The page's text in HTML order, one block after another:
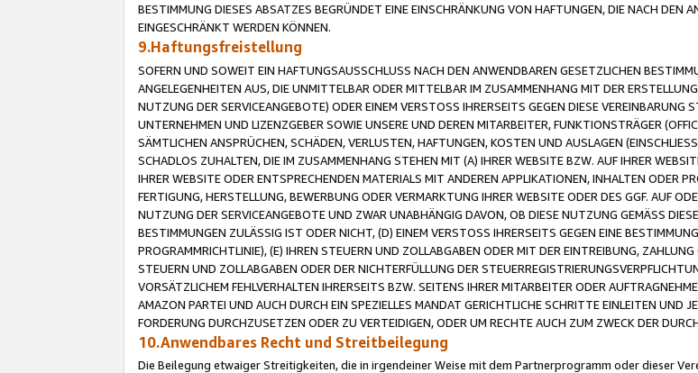
BESTIMMUNG DIESES ABSATZES BEGRÜNDET EINE EINSCHRÄNKUNG VON HAFTUNGEN, DIE NACH DEN
EINGESCHRÄNKT WERDEN KÖNNEN.
9.Haftungsfreistellung
SOFERN UND SOWEIT EIN HAFTUNGSAUSSCHLUSS NACH DEN ANWENDBAREN GESETZLICHEN
ANGELEGENHEITEN AUS, DIE UNMITTELBAR ODER MITTELBAR IM ZUSAMMENHANG MIT DER
NUTZUNG DER SERVICEANGEBOTE) ODER EINEM VERSTOSS IHRERSEITS GEGEN DIESE VEREINBARUNG
UNTERNEHMEN UND LIZENZGEBER SOWIE UNSERE UND DEREN MITARBEITER, FUNKTIONSTRÄGER
SÄMTLICHEN ANSPRÜCHEN, SCHÄDEN, VERLUSTEN, HAFTUNGEN, KOSTEN UND AUSLAGEN
SCHADLOS ZUHALTEN, DIE IM ZUSAMMENHANG STEHEN MIT (A) IHRER WEBSITE BZW. AUF IHRER
IHRER WEBSITE ODER ENTSPRECHENDEN MATERIALS MIT ANDEREN APPLIKATIONEN, INHALTEN ODER
FERTIGUNG, HERSTELLUNG, BEWERBUNG ODER VERMARKTUNG IHRER WEBSITE ODER DES GGF. AUF
NUTZUNG DER SERVICEANGEBOTE UND ZWAR UNABHÄNGIG DAVON, OB DIESE NUTZUNG GEMÄSS
BESTIMMUNGEN ZULÄSSIG IST ODER NICHT, (D) EINEM VERSTOSS IHRERSEITS GEGEN EINE
PROGRAMMRICHTLINIE), (E) IHREN STEUERN UND ZOLLABGABEN ODER MIT DER EINTREIBUNG,
STEUERN UND ZOLLABGABEN ODER DER NICHTERFÜLLUNG DER
VORSÄTZLICHEM FEHLVERHALTEN IHRERSEITS BZW. SEITENS IHRER MITARBEITER ODER
AMAZON PARTEI UND AUCH DURCH EIN SPEZIELLES MANDAT GERICHTLICHE SCHRITTE EINLEITEN UND
FORDERUNG DURCHZUSETZEN ODER ZU VERTEIDIGEN, ODER UM RECHTE AUCH ZUM ZWECK DER
10.Anwendbares Recht und Streitbeilegung
Die Beilegung etwaiger Streitigkeiten, die in irgendeiner Weise mit dem Partnerprogramm oder dieser